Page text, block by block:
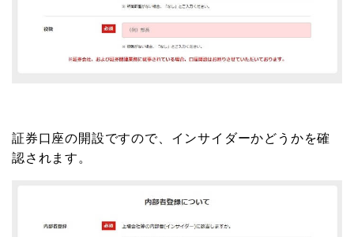
証券口座の開設ですので、インサイダーかどうかを確
認されます。